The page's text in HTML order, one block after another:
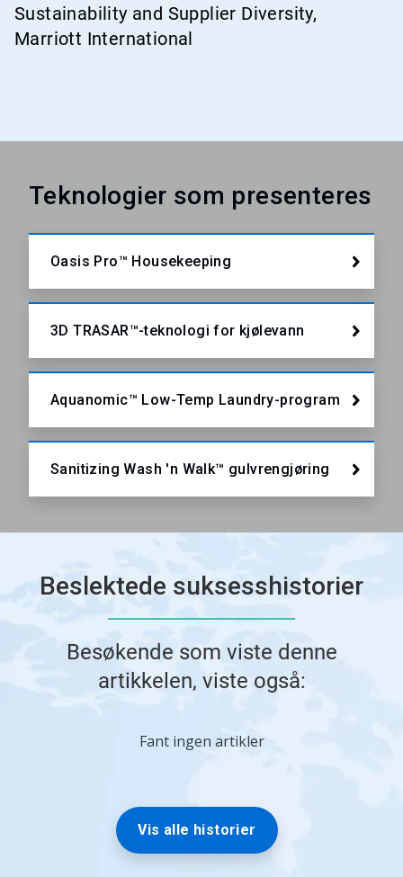
Sustainability and Supplier Diversity,
Marriott International
Teknologier som presenteres
Oasis Pro™ Housekeeping
3D TRASAR™-teknologi for kjølevann
Aquanomic™ Low-Temp Laundry-program
Sanitizing Wash 'n Walk™ gulvrengjøring
Beslektede suksesshistorier
Besøkende som viste denne
artikkelen, viste også:
Fant ingen artikler
Vis alle historier